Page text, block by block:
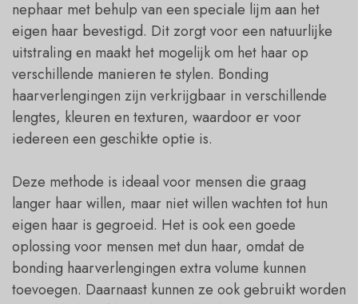
nephaar met behulp van een speciale lijm aan het
eigen haar bevestigd. Dit zorgt voor een natuurlijke
uitstraling en maakt het mogelijk om het haar op
verschillende manieren te stylen. Bonding
haarverlengingen zijn verkrijgbaar in verschillende
lengtes, kleuren en texturen, waardoor er voor
iedereen een geschikte optie is.
Deze methode is ideaal voor mensen die graag
langer haar willen, maar niet willen wachten tot hun
eigen haar is gegroeid. Het is ook een goede
oplossing voor mensen met dun haar, omdat de
bonding haarverlengingen extra volume kunnen
toevoegen. Daarnaast kunnen ze ook gebruikt worden